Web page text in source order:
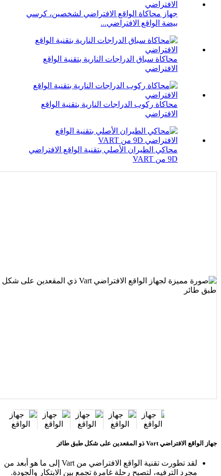
جهاز محاكاة الواقع الافتراضي لشخصين، كرسي
بيضة الواقع الافتراضي...
محاكاة سباق الدراجات النارية بتقنية الواقع
الافتراضي
محاكاة ركوب الدراجات النارية بتقنية الواقع
الافتراضي
محاكي الطيران الأصلي بتقنية الواقع الافتراضي
9D من VART
جهاز الواقع الافتراضي Vart ذو المقعدين على شكل طبق طائر
لقد تطورت تقنية الواقع الافتراضي من Vart إلى ما هو أبعد من
مجرد الترفيه، لتصبح رحلة غامرة تجمع بين الابتكار والجودة.